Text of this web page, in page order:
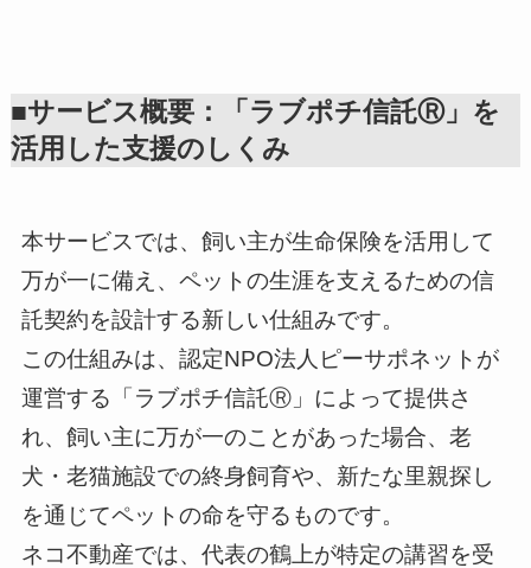
■サービス概要：「ラブポチ信託Ⓡ」を
活用した支援のしくみ
本サービスでは、飼い主が生命保険を活用して
万が一に備え、ペットの生涯を支えるための信
託契約を設計する新しい仕組みです。
この仕組みは、認定NPO法人ピーサポネットが
運営する「ラブポチ信託Ⓡ」によって提供さ
れ、飼い主に万が一のことがあった場合、老
犬・老猫施設での終身飼育や、新たな里親探し
を通じてペットの命を守るものです。
ネコ不動産では、代表の鶴上が特定の講習を受